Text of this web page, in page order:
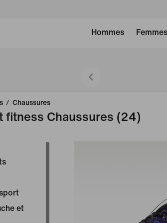
Hommes Femmes
/ Chaussures
fitness Chaussures (24)
et